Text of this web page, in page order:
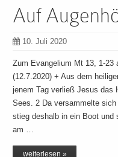
Auf
10. Juli 2020
Zum Evangelium Mt 13, 1-23
(12.7.2020) + Aus dem
jenem Tag verließ Jesus das
Sees. 2 Da versammelte
stieg deshalb in ein Boot
am …
weiterlesen »